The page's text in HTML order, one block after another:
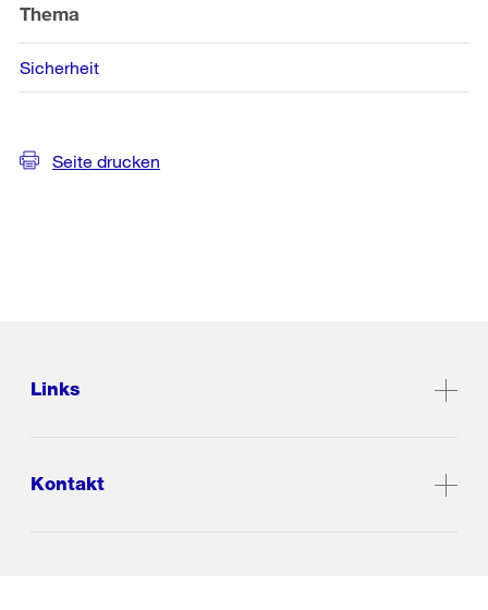
Thema
Sicherheit
Seite drucken
Links
Kontakt